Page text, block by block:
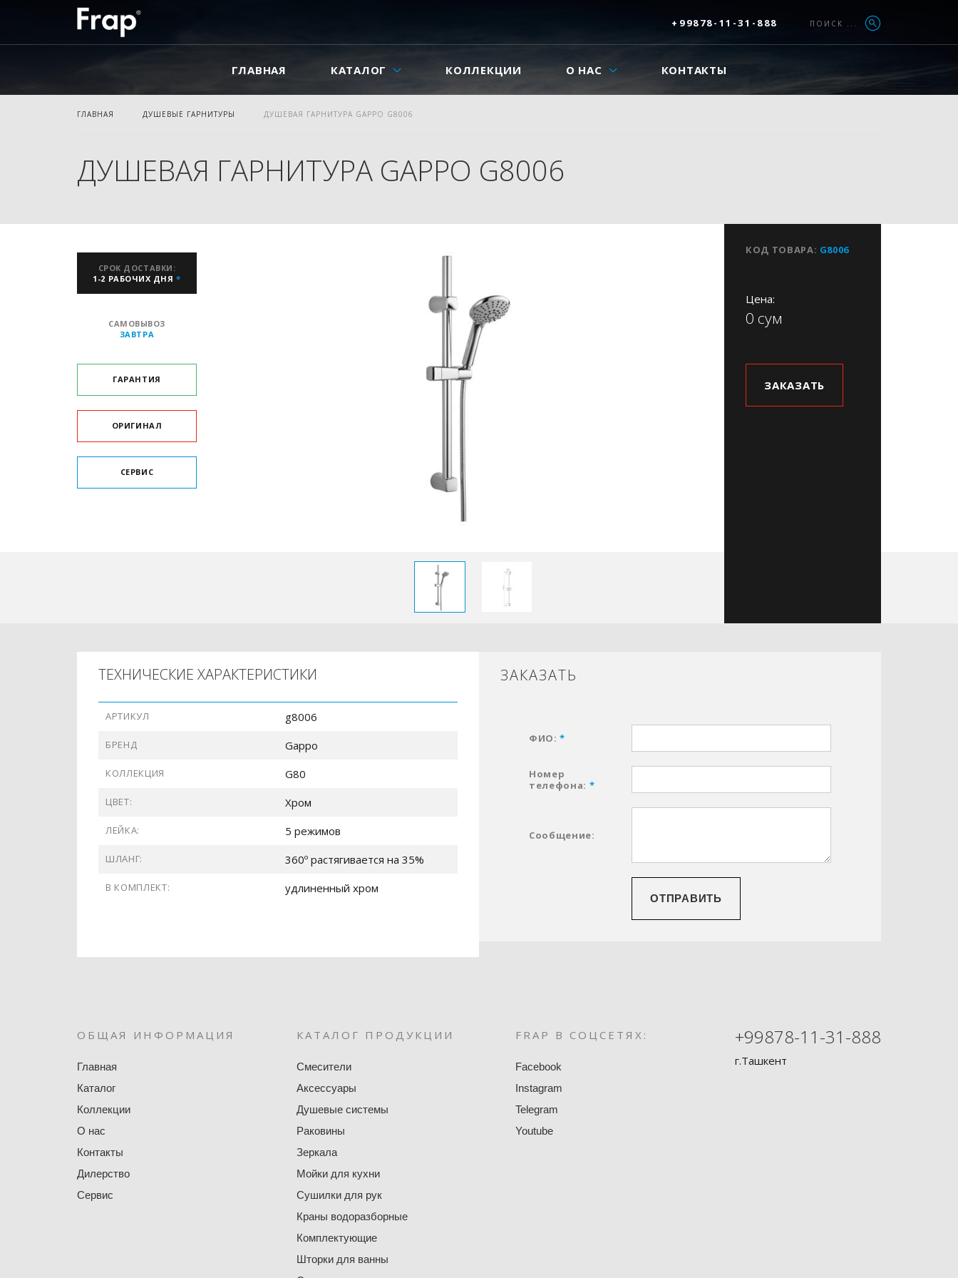
+99878-11-31-888 ПОИСК ...
ГЛАВНАЯ КАТАЛОГ КОЛЛЕКЦИИ О НАС КОНТАКТЫ
ГЛАВНАЯ ДУШЕВЫЕ ГАРНИТУРЫ ДУШЕВАЯ ГАРНИТУРА GAPPO G8006
ДУШЕВАЯ ГАРНИТУРА GAPPO G8006
СРОК ДОСТАВКИ:
1-2 РАБОЧИХ ДНЯ*
САМОВЫВОЗ
ЗАВТРА
ГАРАНТИЯ
ОРИГИНАЛ
СЕРВИС
КОД ТОВАРА: G8006
Цена:
0 сум
ЗАКАЗАТЬ
ТЕХНИЧЕСКИЕ ХАРАКТЕРИСТИКИ
АРТИКУЛ g8006
БРЕНД Gappo
КОЛЛЕКЦИЯ G80
ЦВЕТ: Хром
ЛЕЙКА: 5 режимов
ШЛАНГ: 360º растягивается на 35%
В КОМПЛЕКТ: удлиненный хром
ЗАКАЗАТЬ
ФИО:*
Номер
телефона: *
Сообщение:
ОТПРАВИТЬ
ОБЩАЯ ИНФОРМАЦИЯ
Главная
Каталог
Коллекции
О нас
Контакты
Дилерство
Сервис
КАТАЛОГ ПРОДУКЦИИ
Смесители
Аксессуары
Душевые системы
Раковины
Зеркала
Мойки для кухни
Сушилки для рук
Краны водоразборные
Комплектующие
Шторки для ванны
FRAP В СОЦСЕТЯХ:
Facebook
Instagram
Telegram
Youtube
+99878-11-31-888
г.Ташкент